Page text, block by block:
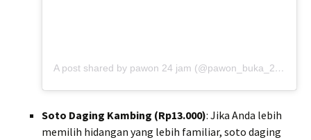
A post shared by pawon 24 jam (@pawon_buka_24jam)
Soto Daging Kambing (Rp13.000): Jika Anda lebih
memilih hidangan yang lebih familiar, soto daging